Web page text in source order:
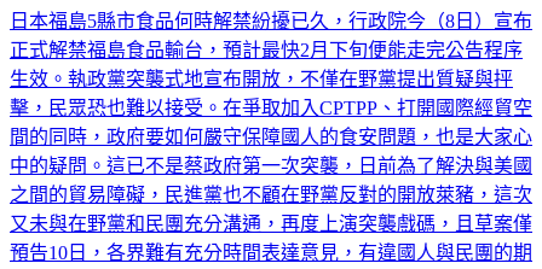
日本福島5縣市食品何時解禁紛擾已久，行政院今（8日）宣布
正式解禁福島食品輸台，預計最快2月下旬便能走完公告程序
生效。執政黨突襲式地宣布開放，不僅在野黨提出質疑與抨
擊，民眾恐也難以接受。在爭取加入CPTPP、打開國際經貿空
間的同時，政府要如何嚴守保障國人的食安問題，也是大家心
中的疑問。這已不是蔡政府第一次突襲，日前為了解決與美國
之間的貿易障礙，民進黨也不顧在野黨反對的開放萊豬，這次
又未與在野黨和民團充分溝通，再度上演突襲戲碼，且草案僅